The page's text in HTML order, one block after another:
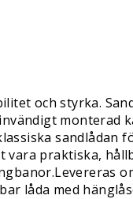
och styrka.
praktiska,
låda med